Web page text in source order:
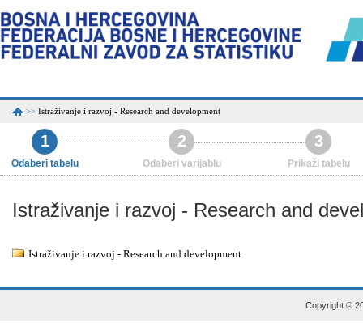
>> Istraživanje i razvoj - Research and development
1
Odaberi tabelu
2
Odaberi varijablu
3
Prikaži tabelu
Istraživanje i razvoj - Research and
Istraživanje i razvoj - Research and development
Copyright ©